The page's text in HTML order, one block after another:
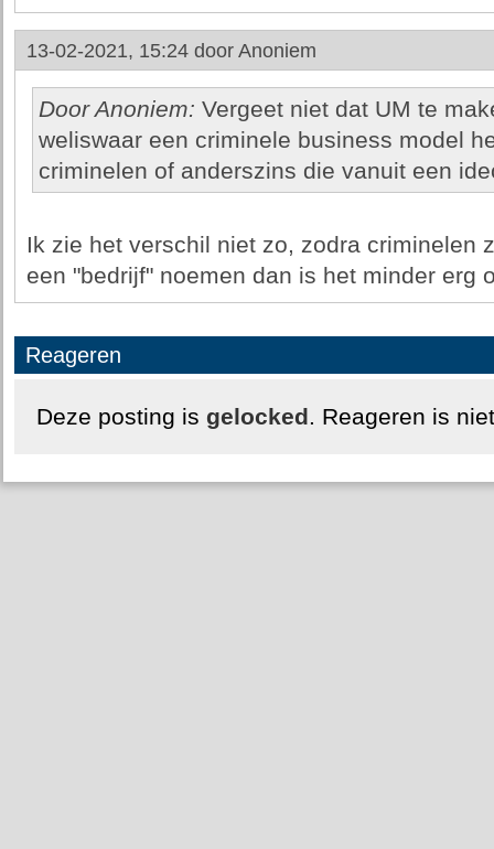
13-02-2021, 15:24 door Anoniem
Door Anoniem: Vergeet niet dat UM te
weliswaar een criminele business model
criminelen of anderszins die vanuit een
Ik zie het verschil niet zo, zodra criminelen
een "bedrijf" noemen dan is het minder erg
Reageren
Deze posting is gelocked. Reageren is